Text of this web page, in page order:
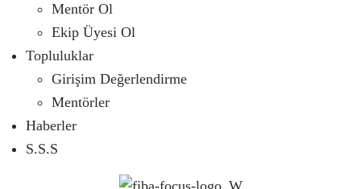
Mentör Ol
Ekip Üyesi Ol
Topluluklar
Girişim Değerlendirme
Mentörler
Haberler
S.S.S